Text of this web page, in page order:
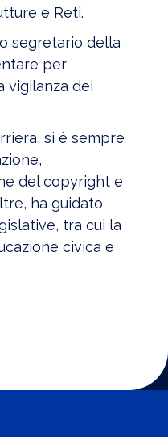
e Reti.
segretario della
per
vigilanza dei
si è sempre
del copyright e
ha guidato
tra cui la
civica e